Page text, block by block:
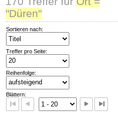
"Düren"
Sortieren nach:
Treffer pro Seite:
Reihenfolge:
Blättern: